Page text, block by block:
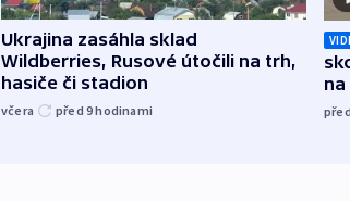
Ukrajina zasáhla sklad
Wildberries, Rusové útočili na trh,
hasiče či stadion
včera před 9hodinami
na